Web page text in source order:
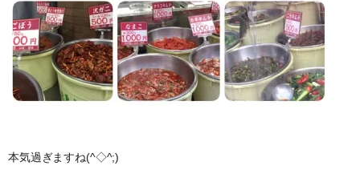
本気過ぎますね(^◇^;)